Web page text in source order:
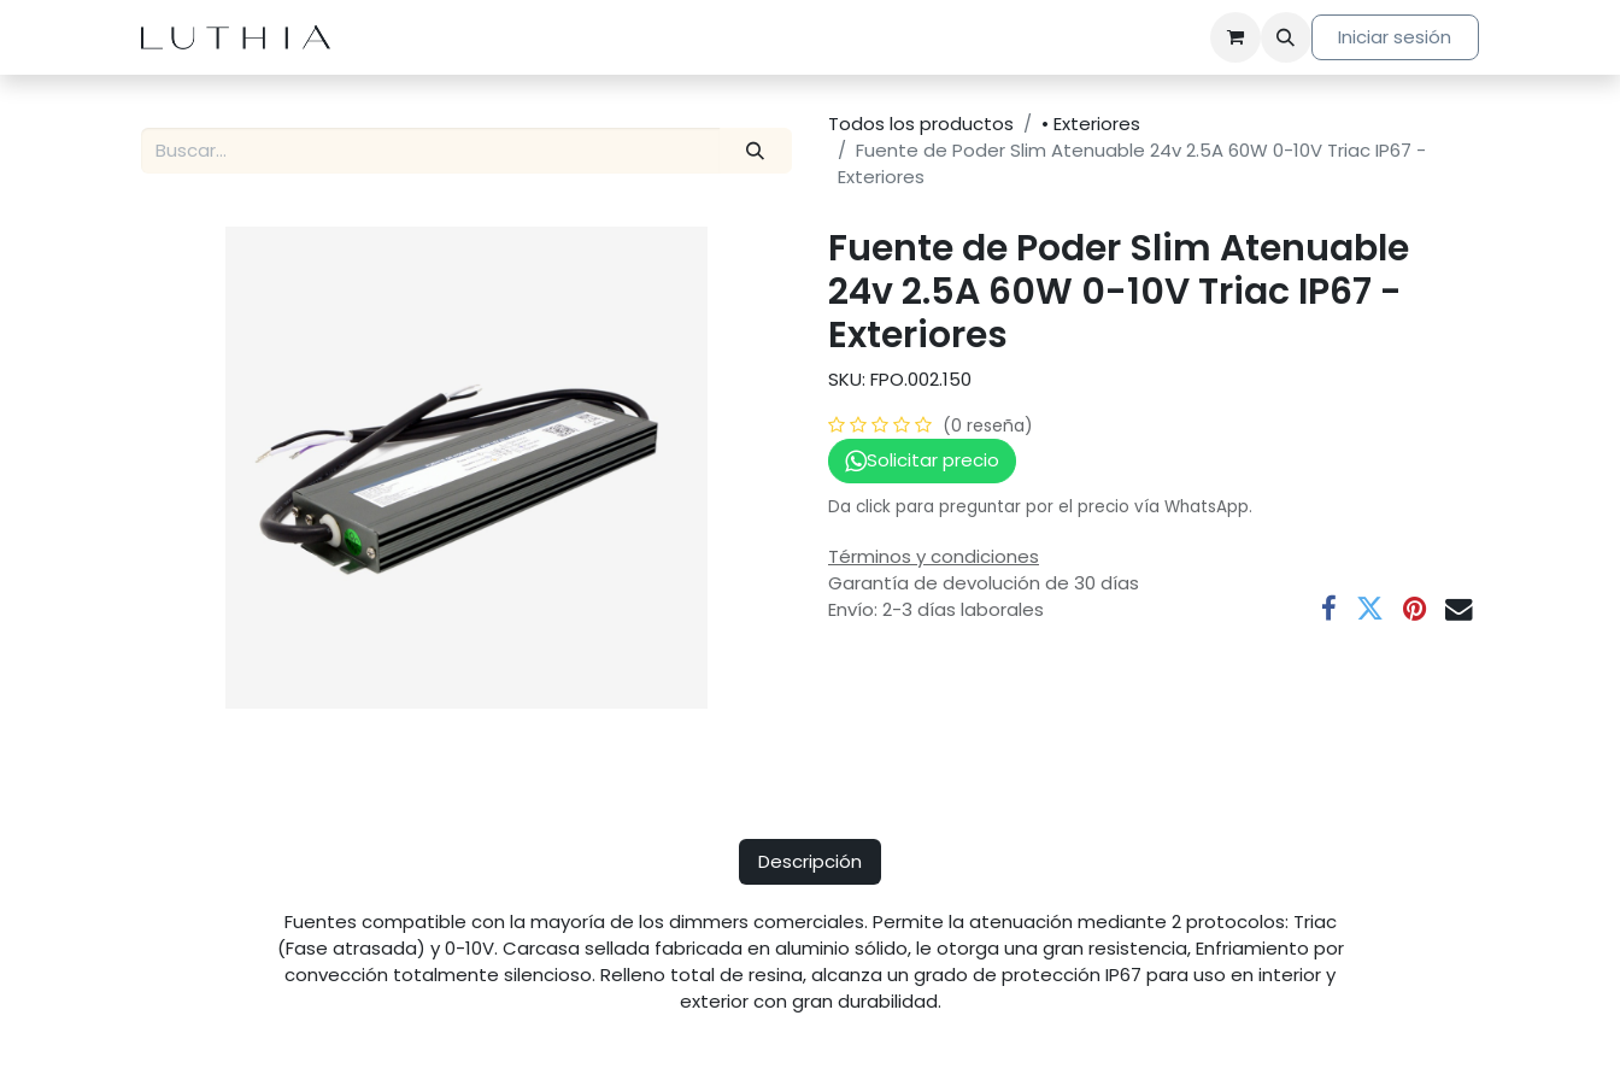
Iniciar sesión
Todos los productos
• Exteriores
Fuente de Poder Slim Atenuable 24v 2.5A 60W 0-10V Triac IP67 -
Exteriores
Fuente de Poder Slim Atenuable
24v 2.5A 60W 0-10V Triac IP67 -
Exteriores
SKU: FPO.002.150
(0 reseña)
Solicitar precio
Da click para preguntar por el precio vía WhatsApp.
Términos y condiciones
Garantía de devolución de 30 días
Envío: 2-3 días laborales
Descripción
Fuentes compatible con la mayoría de los dimmers comerciales. Permite la atenuación mediante 2 protocolos: Triac
(Fase atrasada) y 0-10V. Carcasa sellada fabricada en aluminio sólido, le otorga una gran resistencia, Enfriamiento por
convección totalmente silencioso. Relleno total de resina, alcanza un grado de protección IP67 para uso en interior y
exterior con gran durabilidad.